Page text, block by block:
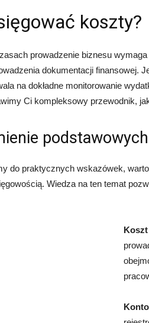
koszty?
prowadzenie biznesu
dokumentacji finansowej.
na dokładne monitorowanie
Ci kompleksowy przewodnik,
do praktycznych wskazówek,
Wiedza na ten temat
Koszt